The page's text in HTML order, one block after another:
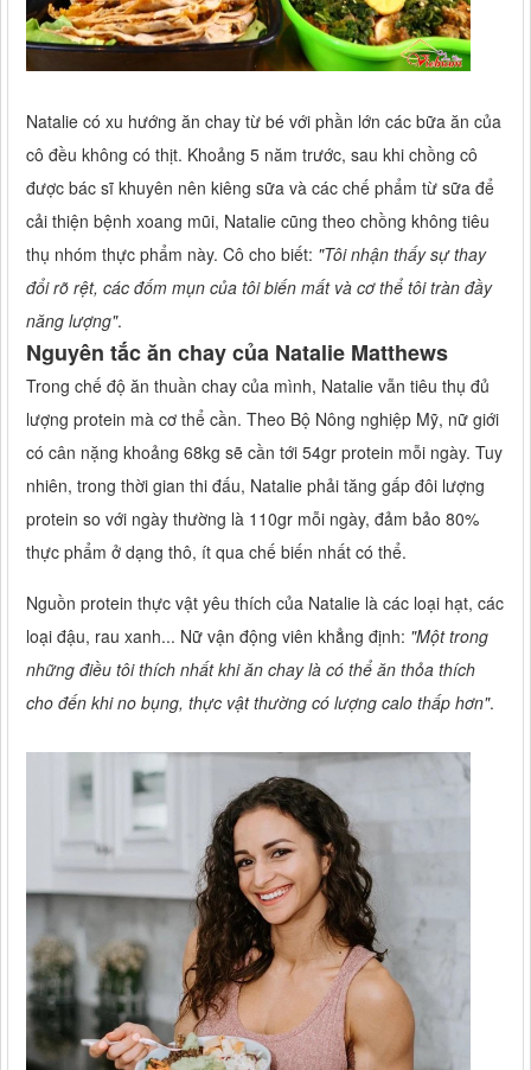
Natalie có xu hướng ăn chay từ bé với phần lớn các bữa ăn của
cô đều không có thịt. Khoảng 5 năm trước, sau khi chồng cô
được bác sĩ khuyên nên kiêng sữa và các chế phẩm từ sữa để
cải thiện bệnh xoang mũi, Natalie cũng theo chồng không tiêu
thụ nhóm thực phẩm này. Cô cho biết: "Tôi nhận thấy sự thay
đổi rõ rệt, các đốm mụn của tôi biến mất và cơ thể tôi tràn đầy
năng lượng".
Nguyên tắc ăn chay của Natalie Matthews
Trong chế độ ăn thuần chay của mình, Natalie vẫn tiêu thụ đủ
lượng protein mà cơ thể cần. Theo Bộ Nông nghiệp Mỹ, nữ giới
có cân nặng khoảng 68kg sẽ cần tới 54gr protein mỗi ngày. Tuy
nhiên, trong thời gian thi đấu, Natalie phải tăng gấp đôi lượng
protein so với ngày thường là 110gr mỗi ngày, đảm bảo 80%
thực phẩm ở dạng thô, ít qua chế biến nhất có thể.
Nguồn protein thực vật yêu thích của Natalie là các loại hạt, các
loại đậu, rau xanh... Nữ vận động viên khẳng định: "Một trong
những điều tôi thích nhất khi ăn chay là có thể ăn thỏa thích
cho đến khi no bụng, thực vật thường có lượng calo thấp hơn".